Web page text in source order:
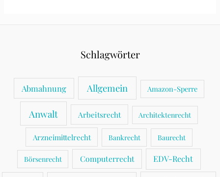
Schlagwörter
Abmahnung Allgemein Amazon-Sperre
Anwalt Arbeitsrecht Architektenrecht
Arzneimittelrecht Bankrecht Baurecht
Börsenrecht Computerrecht EDV-Recht